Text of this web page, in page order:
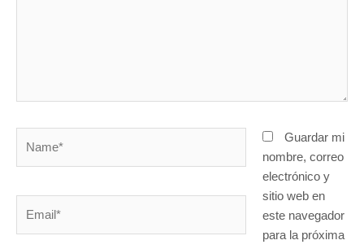
Guardar mi
nombre, correo
electrónico y
sitio web en
este navegador
para la próxima